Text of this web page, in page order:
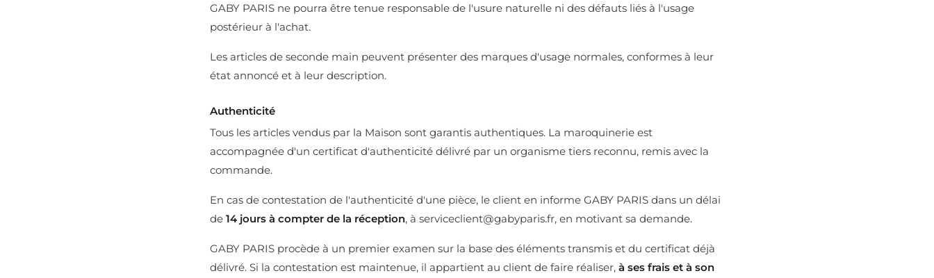
GABY PARIS ne pourra être tenue responsable de l'usure naturelle ni des défauts liés à l'usage
postérieur à l'achat.
Les articles de seconde main peuvent présenter des marques d'usage normales, conformes à leur
état annoncé et à leur description.
Authenticité
Tous les articles vendus par la Maison sont garantis authentiques. La maroquinerie est
accompagnée d'un certificat d'authenticité délivré par un organisme tiers reconnu, remis avec la
commande.
En cas de contestation de l'authenticité d'une pièce, le client en informe GABY PARIS dans un délai
de 14 jours à compter de la réception, à serviceclient@gabyparis.fr, en motivant sa demande.
GABY PARIS procède à un premier examen sur la base des éléments transmis et du certificat déjà
délivré. Si la contestation est maintenue, il appartient au client de faire réaliser, à ses frais et à son